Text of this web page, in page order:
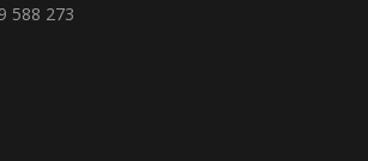
588 273